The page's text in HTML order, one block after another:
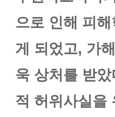
으로 인해 피
게 되었고, 가
욱 상처를 받
적 허위사실을